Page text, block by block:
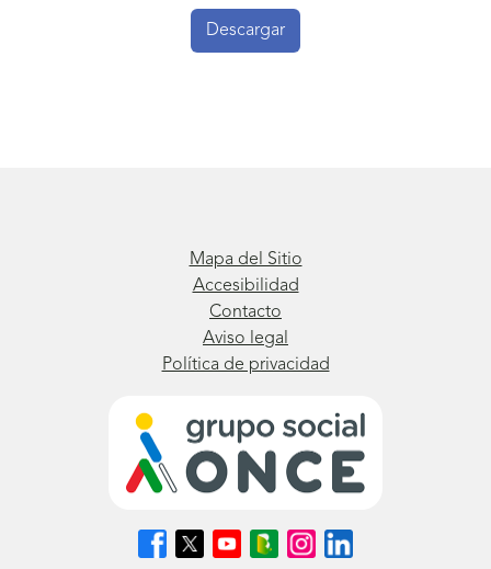
Descargar
Mapa del Sitio
Accesibilidad
Contacto
Aviso legal
Política de privacidad
Síguenos
en
Síguenos
en
Síguenos
en
Síguenos
en
Síguenos
en
Síguenos
en